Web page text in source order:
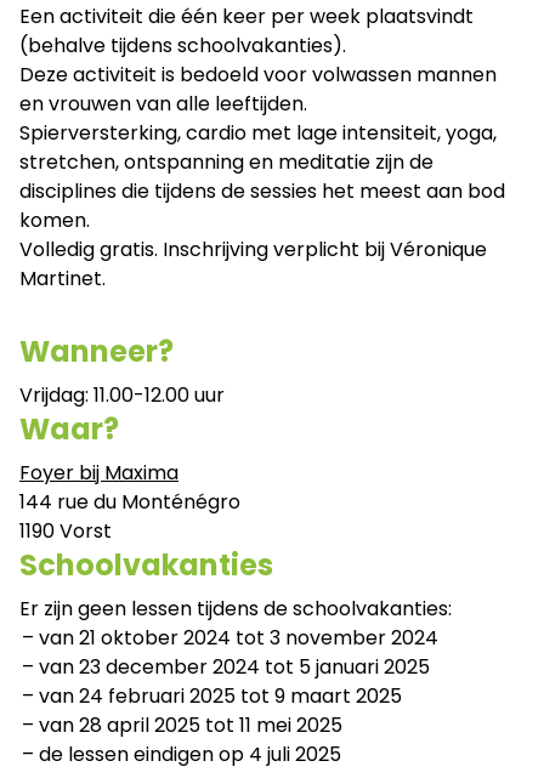
Een activiteit die één keer per week plaatsvindt
(behalve tijdens schoolvakanties).
Deze activiteit is bedoeld voor volwassen mannen
en vrouwen van alle leeftijden.
Spierversterking, cardio met lage intensiteit, yoga,
stretchen, ontspanning en meditatie zijn de
disciplines die tijdens de sessies het meest aan bod
komen.
Volledig gratis. Inschrijving verplicht bij Véronique
Martinet.
Wanneer?
Vrijdag: 11.00-12.00 uur
Waar?
Foyer bij Maxima
144 rue du Monténégro
1190 Vorst
Schoolvakanties
Er zijn geen lessen tijdens de schoolvakanties:
van 21 oktober 2024 tot 3 november 2024
van 23 december 2024 tot 5 januari 2025
van 24 februari 2025 tot 9 maart 2025
van 28 april 2025 tot 11 mei 2025
de lessen eindigen op 4 juli 2025